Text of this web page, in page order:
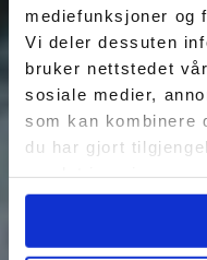
mediefunksjoner og
Vi deler dessuten
bruker nettstedet
sosiale medier,
som kan kombinere
du har gjort